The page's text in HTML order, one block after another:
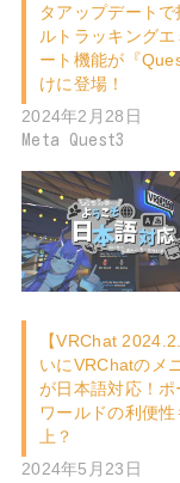
タアップデートで
ルトラッキングエ
ート機能が『
けに登場！
2024年2月28日
Meta Quest3
【VRChat
いにVRChatのメ
が日本語対応！ポ
ワールドの利便性
上？
2024年5月23日